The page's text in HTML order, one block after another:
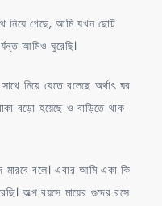
নিয়ে গেছে, আমি যখন ছোট
আমিও ঘুরেছি।
নিয়ে যেতে বলেছে অর্থাৎ ঘর
বড়ো হয়েছে ও বাড়িতে থাক
মারবে বলে। এবার আমি একা কি
অল্প বয়সে মায়ের গুদের রসে